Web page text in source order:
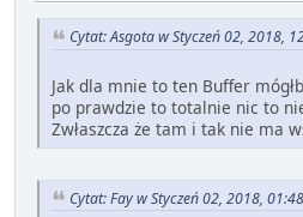
Cytat: Asgota w Styczeń 02, 2018,
Jak dla mnie to ten Buffer
po prawdzie to totalnie nic to
Zwłaszcza że tam i tak nie ma
Cytat: Fay w Styczeń 02, 2018,